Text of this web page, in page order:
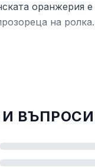
оранжерия
на ролка.
фундамент за
поцинкована
x В)
40 x 40 см
185 см (Ш x В)
ВЪПРОСИ